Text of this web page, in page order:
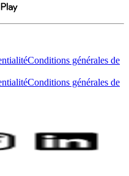
Conditions générales de
Conditions générales de